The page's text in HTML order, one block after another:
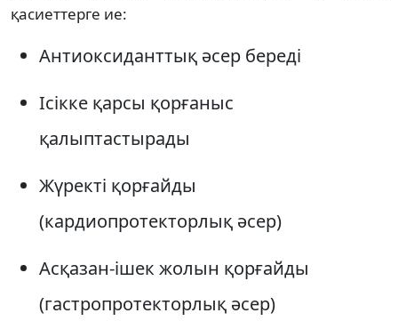
қасиеттерге ие:
Антиоксиданттық әсер береді
Ісікке қарсы қорғаныс
қалыптастырады
Жүректі қорғайды
(кардиопротекторлық әсер)
Асқазан-ішек жолын қорғайды
(гастропротекторлық әсер)